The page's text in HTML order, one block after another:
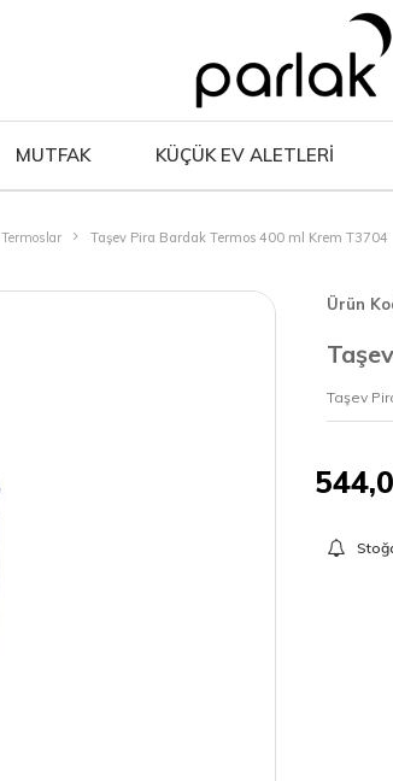
MUTFAK KÜÇÜK EV ALETLERİ
Termoslar Taşev Pira Bardak Termos 400 ml Krem T3704
Ürün
Taşev